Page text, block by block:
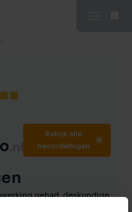
Bekijk alle
beoordelingen
gehad, deskundige
zeer snel op de